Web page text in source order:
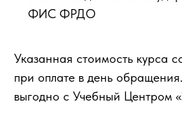
ФИС ФРДО
Указанная стоимость курса
при оплате в день
выгодно с Учебный Центром